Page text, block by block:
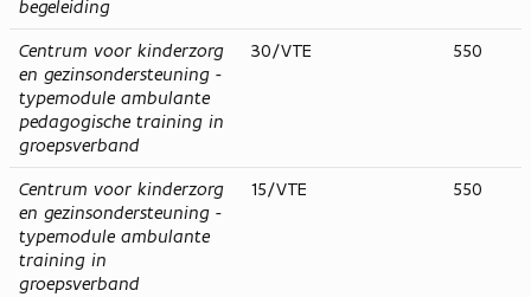
begeleiding
Centrum voor kinderzorg
en gezinsondersteuning -
typemodule ambulante
pedagogische training in
groepsverband
30/VTE 550
Centrum voor kinderzorg
en gezinsondersteuning -
typemodule ambulante
training in
groepsverband
15/VTE 550